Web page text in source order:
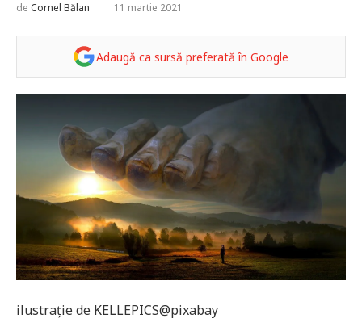
de Cornel Bălan 11 martie 2021
Adaugă ca sursă preferată în Google
ilustrație de KELLEPICS@pixabay